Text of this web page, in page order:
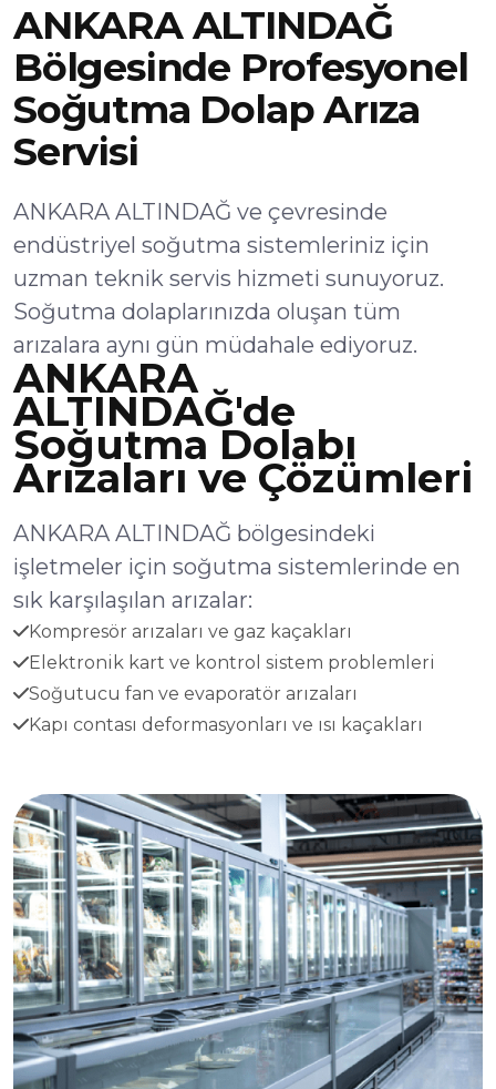
ANKARA ALTINDAĞ
Bölgesinde Profesyonel
Soğutma Dolap Arıza
Servisi
ANKARA ALTINDAĞ ve çevresinde
endüstriyel soğutma sistemleriniz için
uzman teknik servis hizmeti sunuyoruz.
Soğutma dolaplarınızda oluşan tüm
arızalara aynı gün müdahale ediyoruz.
ANKARA
ALTINDAĞ'de
Soğutma Dolabı
Arızaları ve Çözümleri
ANKARA ALTINDAĞ bölgesindeki
işletmeler için soğutma sistemlerinde en
sık karşılaşılan arızalar:
Kompresör arızaları ve gaz kaçakları
Elektronik kart ve kontrol sistem problemleri
Soğutucu fan ve evaporatör arızaları
Kapı contası deformasyonları ve ısı kaçakları